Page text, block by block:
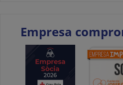
Empresa